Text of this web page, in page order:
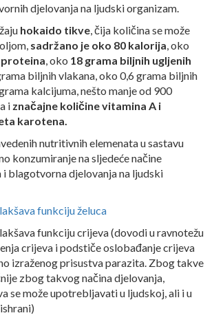
djelovanja na ljudski organizam.
hokaido tikve, čija količina se može
sadržano je oko 80 kalorija, oko
proteina, oko 18 grama biljnih ugljenih
biljnih vlakana, oko 0,6 grama biljnih
kalcijuma, nešto manje od 900
i značajne količine vitamina A i
karotena.
nutritivnih elemenata u sastavu
konzumiranje na sljedeće načine
blagotvorna djelovanja na ljudski
funkciju želuca
funkciju crijeva (dovodi u ravnotežu
crijeva i podstiče oslobađanje crijeva
izraženog prisustva parazita. Zbog takve
zbog takvog načina djelovanja,
se može upotrebljavati u ljudskoj, ali i u